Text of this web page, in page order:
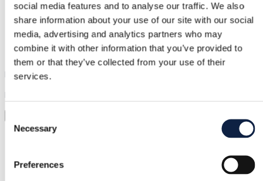
social media features and to analyse our traffic. We also
share information about your use of our site with our social
media, advertising and analytics partners who may
combine it with other information that you’ve provided to
them or that they’ve collected from your use of their
services.
Selection
Necessary
Preferences
Support
Snabb hjälp när du behöver det
Prova innan du köper
Ladda bara upp en bild och prova allt
Kategori